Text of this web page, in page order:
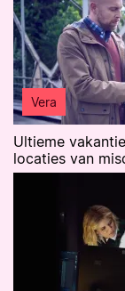
Vera
Ultieme
locaties van